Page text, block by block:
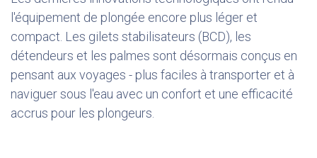
l'équipement de plongée encore plus léger et
compact. Les gilets stabilisateurs (BCD), les
détendeurs et les palmes sont désormais conçus en
pensant aux voyages - plus faciles à transporter et à
naviguer sous l'eau avec un confort et une efficacité
accrus pour les plongeurs.